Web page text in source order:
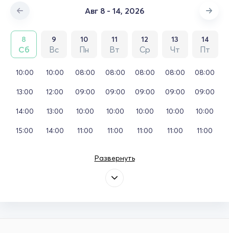
Авг 8 - 14, 2026
8
Сб
9
Вс
10
Пн
11
Вт
12
Ср
13
Чт
14
Пт
10:00
13:00
14:00
15:00
10:00
12:00
13:00
14:00
08:00
09:00
10:00
11:00
08:00
09:00
10:00
11:00
08:00
09:00
10:00
11:00
08:00
09:00
10:00
11:00
08:00
09:00
10:00
11:00
Развернуть